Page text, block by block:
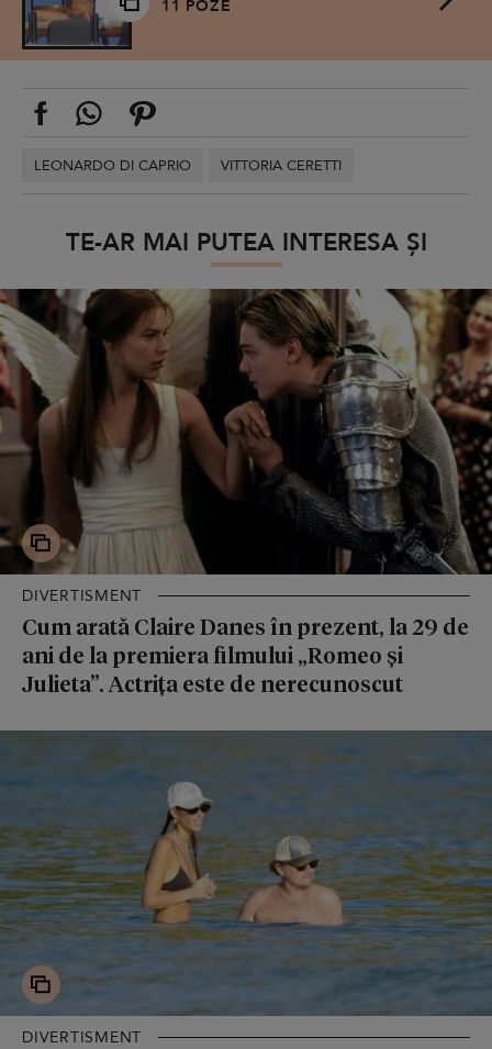
11 POZE
LEONARDO DI CAPRIO VITTORIA CERETTI
TE-AR MAI PUTEA INTERESA ȘI
DIVERTISMENT
Cum arată Claire Danes în prezent, la 29 de
ani de la premiera filmului „Romeo și
Julieta”. Actrița este de nerecunoscut
DIVERTISMENT